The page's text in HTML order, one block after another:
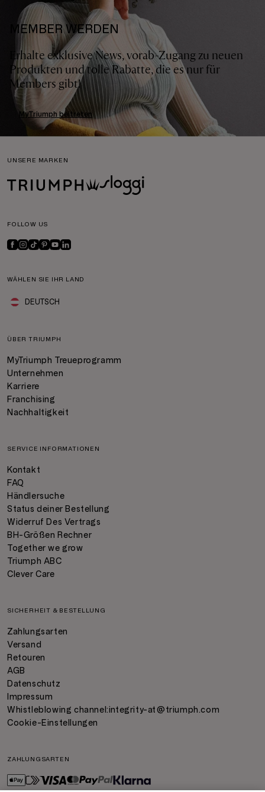
MEMBER WERDEN
Erhalte exklusive News, vorab-Zugang zu neuen
Produkten und tolle Rabatte, die es nur für
Members gibt!
MyTriumph beitreten
UNSERE MARKEN
FOLLOW US
WÄHLEN SIE IHR LAND
DEUTSCH
ÜBER TRIUMPH
MyTriumph Treueprogramm
Unternehmen
Karriere
Franchising
Nachhaltigkeit
SERVICE INFORMATIONEN
Kontakt
FAQ
Händlersuche
Status deiner Bestellung
Widerruf Des Vertrags
BH-Größen Rechner
Together we grow
Triumph ABC
Clever Care
SICHERHEIT & BESTELLUNG
Zahlungsarten
Versand
Retouren
AGB
Datenschutz
Impressum
Whistleblowing channel:integrity-at@triumph.com
Cookie-Einstellungen
ZAHLUNGSARTEN